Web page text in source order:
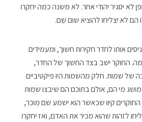
לא יסגיר יהודי אחר. לא משנה כמה יחקרו
הם לא יצליחו להוציא שום שֵׁם.
אותו לחדר חקירות חשוך, ומעמידים
החוקר ישב בצד החשוך של החדר,
של שמות. חלק מהשמות היו פיקטיביים
מושג מי הם, אולם בתוכם הם שיבצו שמות
קיוו שכאשר הוא ישמע שם מוכר,
לזהות שהוא מכיר את האדם, ואז יחקרו